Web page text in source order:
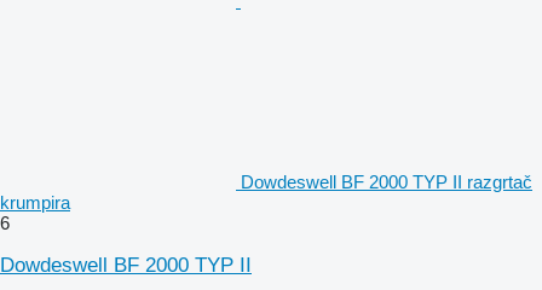
Dowdeswell BF 2000 TYP II razgrtač
krumpira
6
Dowdeswell BF 2000 TYP II